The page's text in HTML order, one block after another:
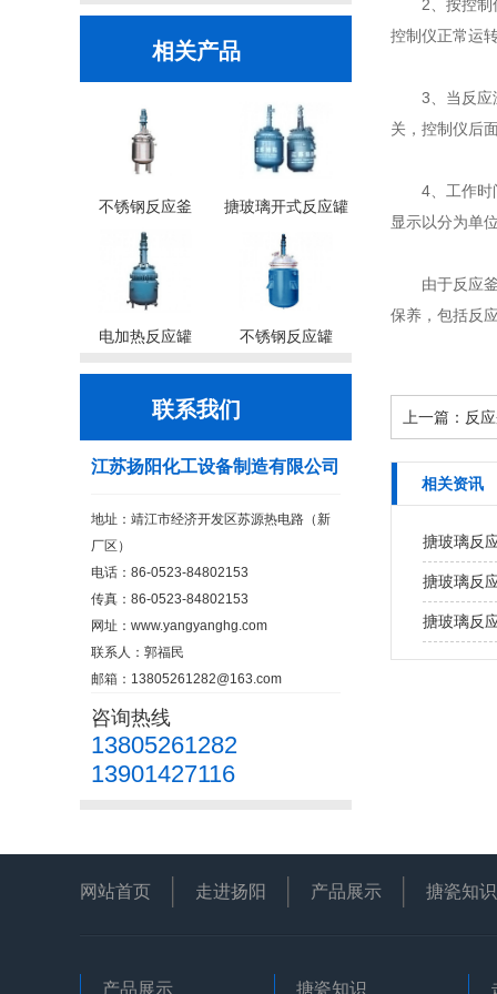
相关产品
不锈钢反应釜 搪玻璃开式反应罐
电加热反应罐 不锈钢反应罐
联系我们
江苏扬阳化工设备制造有限公司
地址：靖江市经济开发区苏源热电路（新
厂区）
电话：86-0523-84802153
传真：86-0523-84802153
网址：www.yangyanghg.com
联系人：郭福民
邮箱：13805261282@163.com
咨询热线
13805261282
13901427116
2、按控制仪
控制仪正常运
3、当反应温
关，控制仪后
4、工作时间
显示以分为单
由于反应釜
保养，包括反
上一篇： 反
相关资讯
搪玻璃反
搪玻璃反
搪玻璃反
网站首页 走进扬阳 产品展示 搪瓷知识
产品展示 搪瓷知识